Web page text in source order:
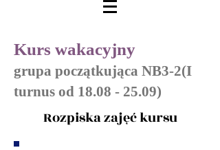
Kurs wakacyjny
grupa początkująca NB3-2(I
turnus od 18.08 - 25.09)
Rozpiska zajęć kursu